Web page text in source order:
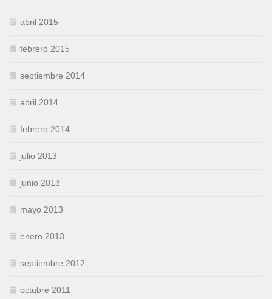
abril 2015
febrero 2015
septiembre 2014
abril 2014
febrero 2014
julio 2013
junio 2013
mayo 2013
enero 2013
septiembre 2012
octubre 2011